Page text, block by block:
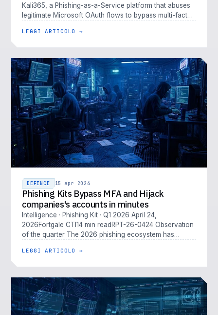
Kali365, a Phishing-as-a-Service platform that abuses
legitimate Microsoft OAuth flows to bypass multi-factor
LEGGI ARTICOLO →
DEFENCE 15 apr 2026
Phishing Kits Bypass MFA and Hijack
companies's accounts in minutes
Intelligence · Phishing Kit · Q1 2026 April 24,
2026Fortgale CTI14 min readRPT-26-0424 Observation
of the quarter The 2026 phishing ecosystem has
LEGGI ARTICOLO →